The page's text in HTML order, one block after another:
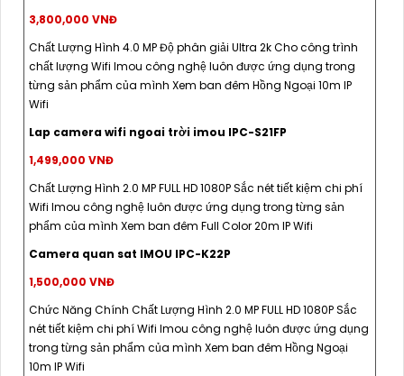
3,800,000 VNĐ
Chất Lượng Hình 4.0 MP Độ phân giải Ultra 2k Cho công trình
chất lượng Wifi Imou công nghệ luôn được ứng dụng trong
từng sản phẩm của mình Xem ban đêm Hồng Ngoại 10m IP
Wifi
Lap camera wifi ngoai trời imou IPC-S21FP
1,499,000 VNĐ
Chất Lượng Hình 2.0 MP FULL HD 1080P Sắc nét tiết kiệm chi phí
Wifi Imou công nghệ luôn được ứng dụng trong từng sản
phẩm của mình Xem ban đêm Full Color 20m IP Wifi
Camera quan sat IMOU IPC-K22P
1,500,000 VNĐ
Chức Năng Chính Chất Lượng Hình 2.0 MP FULL HD 1080P Sắc
nét tiết kiệm chi phí Wifi Imou công nghệ luôn được ứng dụng
trong từng sản phẩm của mình Xem ban đêm Hồng Ngoại
10m IP Wifi